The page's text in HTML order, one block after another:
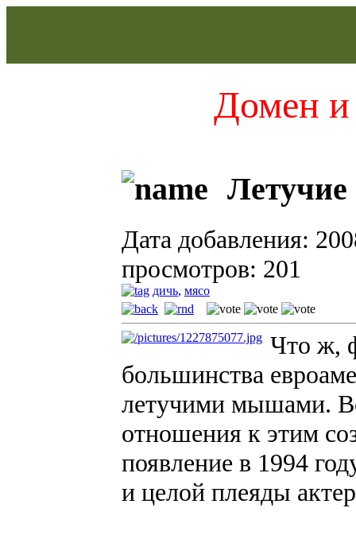
Домен и
Дата добавления:
просмотров: 201
дичь, мясо
Что ж,
большинства
летучими мышами.
отношения к этим
появление в 1994
и целой плеяды